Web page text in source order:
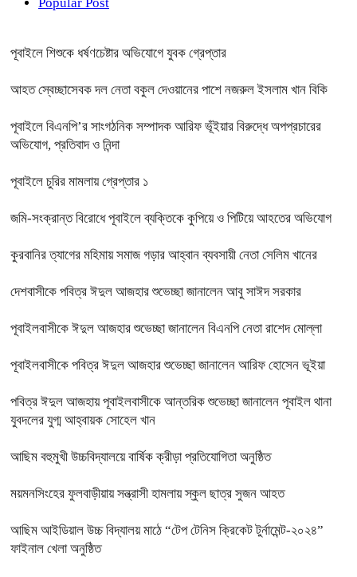
পূবাইলে শিশুকে ধর্ষণচেষ্টার অভিযোগে যুবক গ্রেপ্তার
আহত স্বেচ্ছাসেবক দল নেতা বকুল দেওয়ানের পাশে নজরুল ইসলাম খান বিকি
পূবাইলে বিএনপি’র সাংগঠনিক সম্পাদক আরিফ ভূঁইয়ার বিরুদ্ধে অপপ্রচারের
অভিযোগ, প্রতিবাদ ও নিন্দা
পূবাইলে চুরির মামলায় গ্রেপ্তার ১
জমি-সংক্রান্ত বিরোধে পূবাইলে ব্যক্তিকে কুপিয়ে ও পিটিয়ে আহতের অভিযোগ
কুরবানির ত্যাগের মহিমায় সমাজ গড়ার আহ্বান ব্যবসায়ী নেতা সেলিম খানের
দেশবাসীকে পবিত্র ঈদুল আজহার শুভেচ্ছা জানালেন আবু সাঈদ সরকার
পূবাইলবাসীকে ঈদুল আজহার শুভেচ্ছা জানালেন বিএনপি নেতা রাশেদ মোল্লা
পূবাইলবাসীকে পবিত্র ঈদুল আজহার শুভেচ্ছা জানালেন আরিফ হোসেন ভূইয়া
পবিত্র ঈদুল আজহায় পূবাইলবাসীকে আন্তরিক শুভেচ্ছা জানালেন পূবাইল থানা
যুবদলের যুগ্ম আহ্বায়ক সোহেল খান
আছিম বহুমুখী উচ্চবিদ্যালয়ে বার্ষিক ক্রীড়া প্রতিযোগিতা অনুষ্ঠিত
ময়মনসিংহের ফুলবাড়ীয়ায় সন্ত্রাসী হামলায় স্কুল ছাত্র সুজন আহত
আছিম আইডিয়াল উচ্চ বিদ্যালয় মাঠে “টেপ টেনিস ক্রিকেট টুর্নামেন্ট-২০২৪”
ফাইনাল খেলা অনুষ্ঠিত